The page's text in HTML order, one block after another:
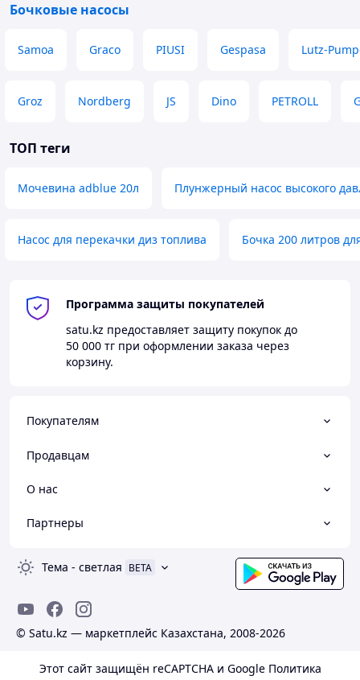
Бочковые насосы
Samoa Graco PIUSI Gespasa Lutz-
Groz Nordberg JS Dino PETROLL
ТОП теги
Мочевина adblue 20л Плунжерный насос высокого
Насос для перекачки диз топлива Бочка 200 литров
Программа защиты покупателей
satu.kz предоставляет защиту покупок до
50 000 тг при оформлении заказа через
корзину.
Покупателям
Продавцам
О нас
Партнеры
Тема - светлая BETA
© Satu.kz — маркетплейс Казахстана, 2008-2026
Этот сайт защищён reCAPTCHA и Google Политика